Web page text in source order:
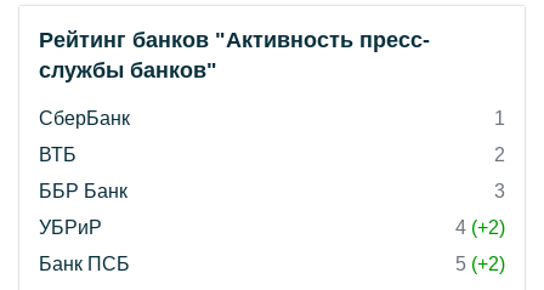
Рейтинг банков "Активность пресс-
службы банков"
СберБанк
1
ВТБ
2
ББР Банк
3
УБРиР
4 (+2)
Банк ПСБ
5 (+2)